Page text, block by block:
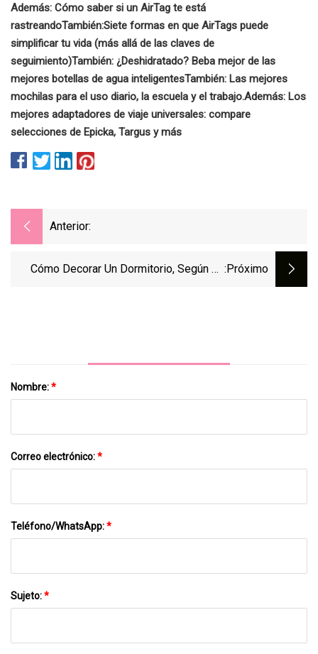
Además: Cómo saber si un AirTag te está
rastreandoTambién:Siete formas en que AirTags puede
simplificar tu vida (más allá de las claves de
seguimiento)También: ¿Deshidratado? Beba mejor de las
mejores botellas de agua inteligentesTambién: Las mejores
mochilas para el uso diario, la escuela y el trabajo.Además: Los
mejores adaptadores de viaje universales: compare
selecciones de Epicka, Targus y más
Anterior:
Cómo Decorar Un Dormitorio, Según Un :próximo
Nombre:*
Correo electrónico:*
Teléfono/WhatsApp:*
Sujeto:*